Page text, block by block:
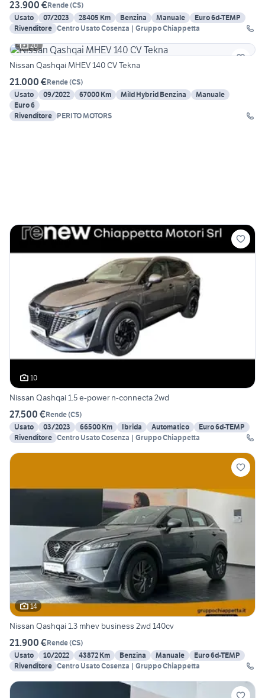
23.900 €Rende(CS)
Usato
07/2023 28405 Km Benzina Manuale
Euro 6d-TEMP
Rivenditore Centro Usato Cosenza | Gruppo Chiappetta
20
Nissan Qashqai MHEV 140 CV Tekna
21.000 €Rende(CS)
Usato
09/2022 67000 Km Mild Hybrid Benzina
Manuale
Euro 6
Rivenditore PERITO MOTORS
10
Nissan Qashqai 1.5 e-power n-connecta 2wd
27.500 €Rende(CS)
Usato
03/2023 66500 Km Ibrida Automatico
Euro 6d-TEMP
Rivenditore Centro Usato Cosenza | Gruppo Chiappetta
14
Nissan Qashqai 1.3 mhev business 2wd 140cv
21.900 €Rende(CS)
Usato
10/2022 43872 Km Benzina Manuale
Euro 6d-TEMP
Rivenditore Centro Usato Cosenza | Gruppo Chiappetta